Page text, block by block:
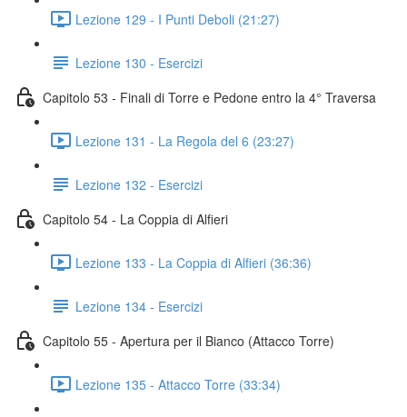
Lezione 129 - I Punti Deboli (21:27)
Lezione 130 - Esercizi
Capitolo 53 - Finali di Torre e Pedone entro la 4° Traversa
Lezione 131 - La Regola del 6 (23:27)
Lezione 132 - Esercizi
Capitolo 54 - La Coppia di Alfieri
Lezione 133 - La Coppia di Alfieri (36:36)
Lezione 134 - Esercizi
Capitolo 55 - Apertura per il Bianco (Attacco Torre)
Lezione 135 - Attacco Torre (33:34)